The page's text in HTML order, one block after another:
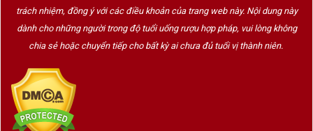
trách nhiệm, đồng ý với các điều khoản của trang web này. Nội dung này
dành cho những người trong độ tuổi uống rượu hợp pháp, vui lòng không
chia sẻ hoặc chuyển tiếp cho bất kỳ ai chưa đủ tuổi vị thành niên.